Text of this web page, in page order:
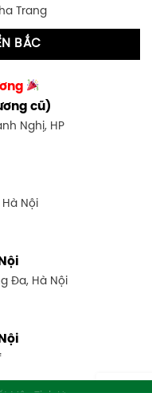
Bình Dương
Biên Hòa, Đồng Nai
Trang
TP Vinh, Nghệ An
BẮC
cũ)
Nghị, HP
Nội
Đa, Hà Nội